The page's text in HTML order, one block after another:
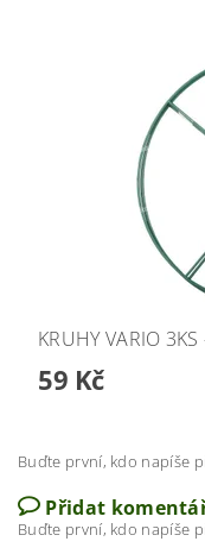
KRUHY VARIO
59 Kč
Buďte první, kdo napíše
Přidat
Buďte první, kdo napíše